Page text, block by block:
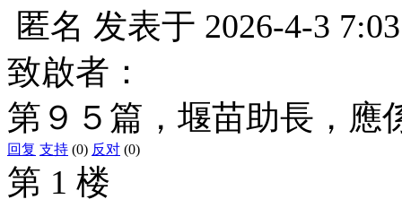
匿名 发表于 2026-4-3
致啟者：
第９５篇，堰苗助長，應
回复 支持 (0) 反对 (0)
第 1 楼